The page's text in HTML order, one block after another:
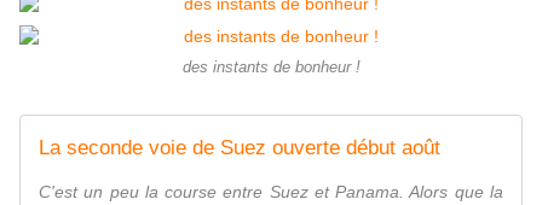
des instants de bonheur !
La seconde voie de Suez ouverte début août
C'est un peu la course entre Suez et Panama. Alors que la